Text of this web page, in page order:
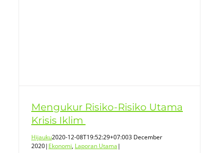
Mengukur Risiko-Risiko Utama
Krisis Iklim
Hijauku2020-12-08T19:52:29+07:003 December
2020| Ekonomi, Laporan Utama|